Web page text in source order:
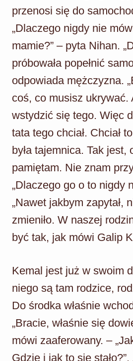
przenosi się do
„Dlaczego nigdy nie
mamie?” – pyta Nihan.
próbowała popełnić
odpowiada mężczyzna.
coś, co musisz ukrywać.
wstydzić się tego. Więc
tata tego chciał. Chciał
była tajemnica. Tak jest,
pamiętam. Nie znam
„Dlaczego go o to nigdy
„Nawet jakbym zapytał,
zmieniło. W naszej
być tak, jak mówi Galip
Kemal jest już w swoim
niego są tam rodzice,
Do środka właśnie
„Bracie, właśnie się
mówi zaaferowany. –
Gdzie i jak to się